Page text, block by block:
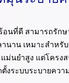
อนที่ดี สามารถรัก
านาน เหมาะสำหรั
ม่นยำสูง แต่โครง
งระบบระบายควา